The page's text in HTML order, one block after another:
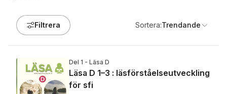
Filtrera Sortera:Trendande
Del 1 - Läsa D
Läsa D 1–3 : läsförståelseutveckling
för sfi